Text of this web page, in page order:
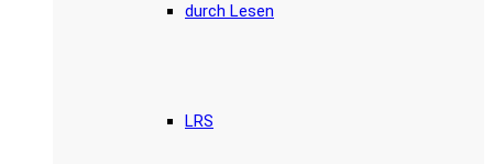
durch Lesen
LRS